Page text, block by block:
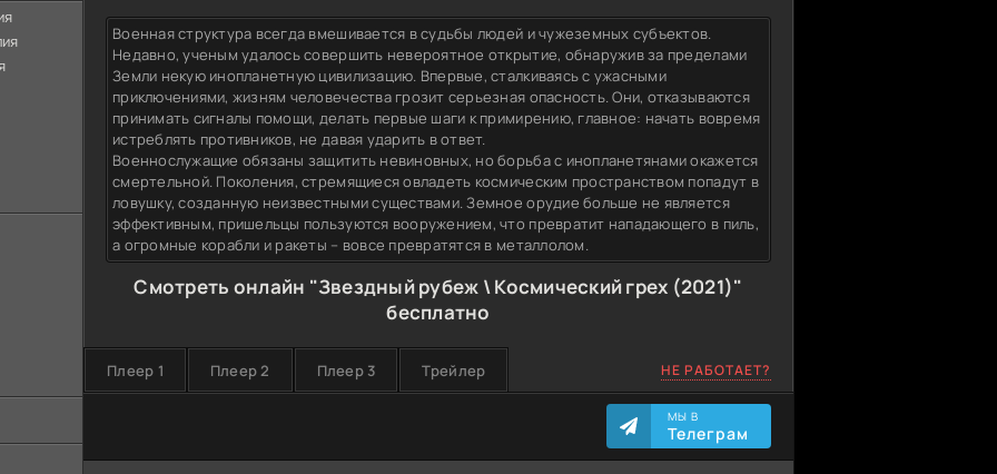
Военная структура всегда вмешивается в судьбы людей и чужеземных субъектов.
Недавно, ученым удалось совершить невероятное открытие, обнаружив за пределами
Земли некую инопланетную цивилизацию. Впервые, сталкиваясь с ужасными
приключениями, жизням человечества грозит серьезная опасность. Они, отказываются
принимать сигналы помощи, делать первые шаги к примирению, главное: начать вовремя
истреблять противников, не давая ударить в ответ.
Военнослужащие обязаны защитить невиновных, но борьба с инопланетянами окажется
смертельной. Поколения, стремящиеся овладеть космическим пространством попадут в
ловушку, созданную неизвестными существами. Земное орудие больше не является
эффективным, пришельцы пользуются вооружением, что превратит нападающего в пиль,
а огромные корабли и ракеты – вовсе превратятся в металлолом.
Смотреть онлайн "Звездный рубеж \ Космический грех (2021)"
бесплатно
Плеер 1 Плеер 2 Плеер 3 Трейлер НЕ РАБОТАЕТ?
МЫ В
Телеграм